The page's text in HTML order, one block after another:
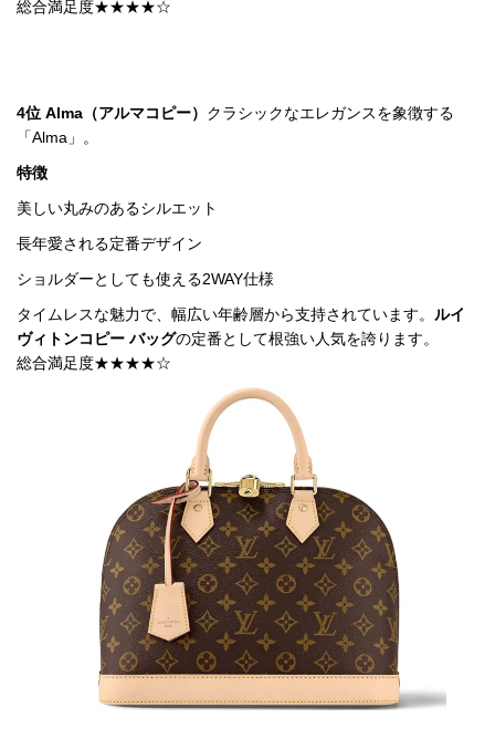
総合満足度★★★★☆
4位 Alma（アルマコピー） クラシックなエレガンスを象徴する
「Alma」。
特徴
美しい丸みのあるシルエット
長年愛される定番デザイン
ショルダーとしても使える2WAY仕様
タイムレスな魅力で、幅広い年齢層から支持されています。 ルイ
ヴィトンコピー バッグの定番として根強い人気を誇ります。
総合満足度★★★★☆